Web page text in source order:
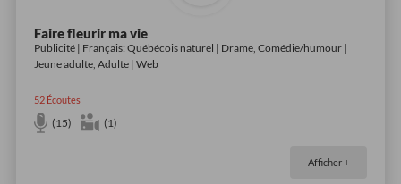
Faire fleurir ma vie
Publicité | Français: Québécois naturel | Drame, Comédie/humour |
Jeune adulte, Adulte | Web
52Écoutes
(15) (1)
Afficher +